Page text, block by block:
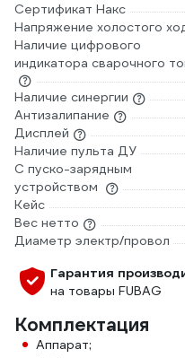
Сертификат Накс
Напряжение холостого
Наличие цифрового
индикатора сварочного
Наличие синергии
Антизалипание
Дисплей
Наличие пульта ДУ
С пуско-зарядным
устройством
Кейс
Вес нетто
Диаметр электр/провол
Гарантия
на товары FUBAG
Комплектация
Аппарат;